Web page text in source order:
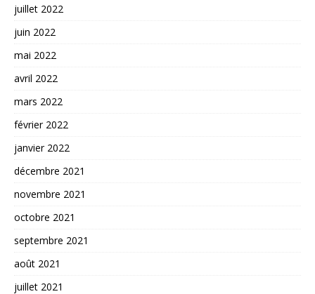
juillet 2022
juin 2022
mai 2022
avril 2022
mars 2022
février 2022
janvier 2022
décembre 2021
novembre 2021
octobre 2021
septembre 2021
août 2021
juillet 2021